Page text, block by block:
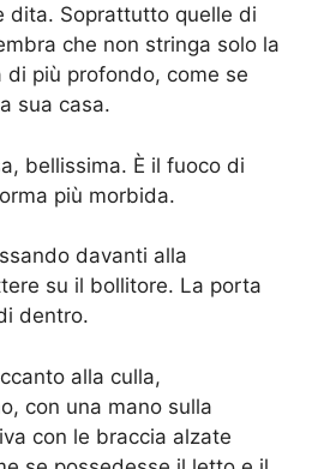
dita. Soprattutto quelle di
che non stringa solo la
di più profondo, come se
sua casa.
bellissima. È il fuoco di
più morbida.
davanti alla
su il bollitore. La porta
dentro.
alla culla,
con una mano sulla
con le braccia alzate